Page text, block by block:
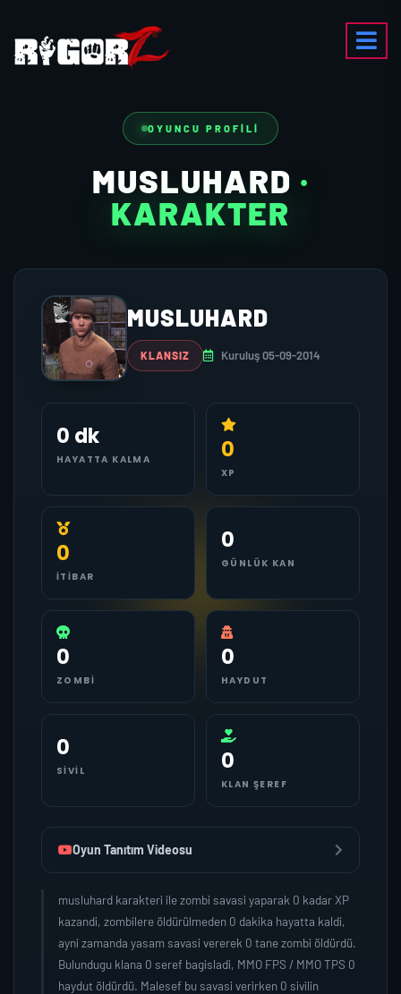
OYUNCU PROFILI
MUSLUHARD ·
KARAKTER
MUSLUHARD
KLANSIZ Kuruluş 05-09-2014
0 dk
HAYATTA KALMA 0
XP
0
İTIBAR
0
GÜNLÜK KAN
0
ZOMBI
0
HAYDUT
0
SIVIL 0
KLAN ŞEREF
Oyun Tanıtım Videosu
musluhard karakteri ile zombi savasi yaparak 0 kadar XP
kazandi, zombilere öldürülmeden 0 dakika hayatta kaldi,
ayni zamanda yasam savasi vererek 0 tane zombi öldürdü.
Bulundugu klana 0 seref bagisladi, MMO FPS / MMO TPS 0
haydut öldürdü. Malesef bu savasi verirken 0 sivilin